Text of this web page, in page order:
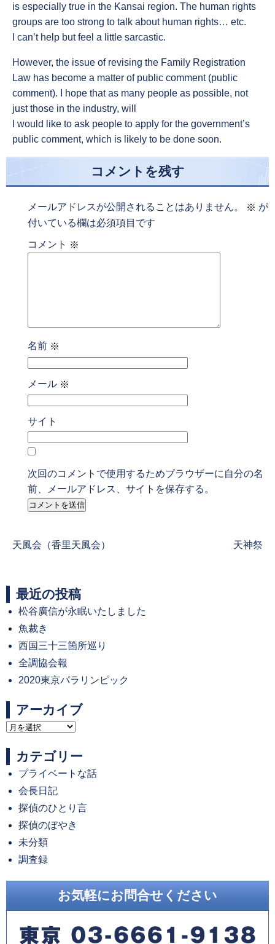
is especially true in the Kansai region. The human rights
groups are too strong to talk about human rights… etc.
I can’t help but feel a little sarcastic.
However, the issue of revising the Family Registration
Law has become a matter of public comment (public
comment). I hope that as many people as possible, not
just those in the industry, will
I would like to ask people to apply for the government’s
public comment, which is likely to be done soon.
コメントを残す
メールアドレスが公開されることはありません。 ※ が
付いている欄は必須項目です
コメント ※
名前 ※
メール ※
サイト
次回のコメントで使用するためブラウザーに自分の名
前、メールアドレス、サイトを保存する。
Previous
天風会（香里天風会）
Next
天神祭
最近の投稿
松谷廣信が永眠いたしました
魚裁き
西国三十三箇所巡り
全調協会報
2020東京パラリンピック
アーカイブ
ア
イ
ブ
カテゴリー
プライベートな話
会長日記
探偵のひとり言
探偵のぼやき
未分類
調査録
お気軽にお問合せください